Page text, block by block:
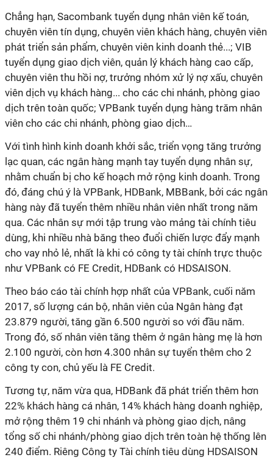
Chẳng hạn, Sacombank tuyển dụng nhân viên kế toán,
chuyên viên tín dụng, chuyên viên khách hàng, chuyên viên
phát triển sản phẩm, chuyên viên kinh doanh thẻ...; VIB
tuyển dụng giao dịch viên, quản lý khách hàng cao cấp,
chuyên viên thu hồi nợ, trưởng nhóm xử lý nợ xấu, chuyên
viên dịch vụ khách hàng... cho các chi nhánh, phòng giao
dịch trên toàn quốc; VPBank tuyển dụng hàng trăm nhân
viên cho các chi nhánh, phòng giao dịch…
Với tình hình kinh doanh khởi sắc, triển vọng tăng trưởng
lạc quan, các ngân hàng mạnh tay tuyển dụng nhân sự,
nhằm chuẩn bị cho kế hoạch mở rộng kinh doanh. Trong
đó, đáng chú ý là VPBank, HDBank, MBBank, bởi các ngân
hàng này đã tuyển thêm nhiều nhân viên nhất trong năm
qua. Các nhân sự mới tập trung vào mảng tài chính tiêu
dùng, khi nhiều nhà băng theo đuổi chiến lược đẩy mạnh
cho vay nhỏ lẻ, nhất là khi có công ty tài chính trực thuộc
như VPBank có FE Credit, HDBank có HDSAISON.
Theo báo cáo tài chính hợp nhất của VPBank, cuối năm
2017, số lượng cán bộ, nhân viên của Ngân hàng đạt
23.879 người, tăng gần 6.500 người so với đầu năm.
Trong đó, số nhân viên tăng thêm ở ngân hàng mẹ là hơn
2.100 người, còn hơn 4.300 nhân sự tuyển thêm cho 2
công ty con, chủ yếu là FE Credit.
Tương tự, năm vừa qua, HDBank đã phát triển thêm hơn
22% khách hàng cá nhân, 14% khách hàng doanh nghiệp,
mở rộng thêm 19 chi nhánh và phòng giao dịch, nâng
tổng số chi nhánh/phòng giao dịch trên toàn hệ thống lên
240 điểm. Riêng Công ty Tài chính tiêu dùng HDSAISON